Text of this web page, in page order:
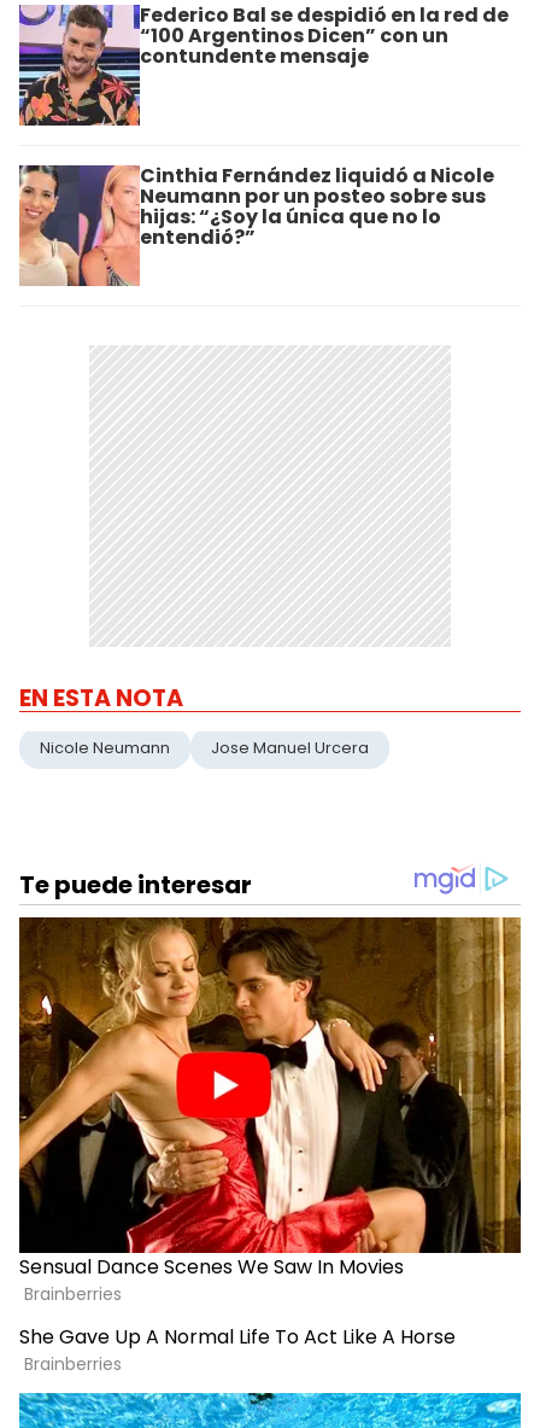
Federico Bal se despidió en la red de
“100 Argentinos Dicen” con un
contundente mensaje
Cinthia Fernández liquidó a Nicole
Neumann por un posteo sobre sus
hijas: “¿Soy la única que no lo
entendió?”
EN ESTA NOTA
Nicole Neumann Jose Manuel Urcera